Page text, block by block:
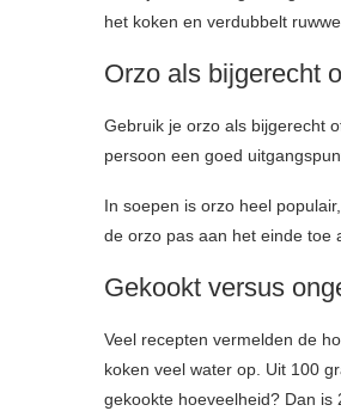
het koken en verdubbelt
Orzo als bijgerecht
Gebruik je orzo als bijgerecht
persoon een goed
In soepen is orzo heel
de orzo pas aan het einde toe
Gekookt versus
Veel recepten vermelden de
koken veel water op. Uit 100
gekookte hoeveelheid? Dan is